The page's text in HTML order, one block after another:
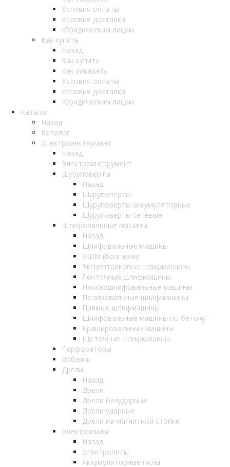
Условия оплаты
Условия доставки
Юридическим лицам
Как купить
Назад
Как купить
Как заказать
Условия оплаты
Условия доставки
Юридическим лицам
Каталог
Назад
Каталог
Электроинструмент
Назад
Электроинструмент
Шуруповерты
Назад
Шуруповерты
Шуруповерты аккумуляторные
Шуруповерты сетевые
Шлифовальные машины
Назад
Шлифовальные машины
УШМ (болгарки)
Эксцентриковые шлифмашины
Ленточные шлифмашины
Плоскошлифовальные машины
Полировальные шлифмашины
Прямые шлифмашины
Шлифовальные машины по бетону
Брашировальные машины
Щеточные шлифмашины
Перфораторы
Лобзики
Дрели
Назад
Дрели
Дрели безударные
Дрели ударные
Дрели на магнитной стойке
Электропилы
Назад
Электропилы
Аккумуляторные пилы